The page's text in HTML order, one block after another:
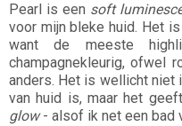
Pearl is een soft
voor mijn bleke huid. Het
want de meeste
champagnekleurig, ofwel
anders. Het is wellicht niet
van huid is, maar het
glow- alsof ik net een bad